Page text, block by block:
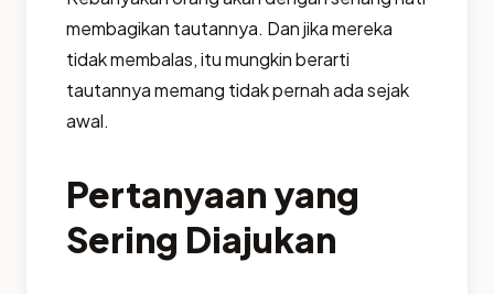
membagikan tautannya. Dan jika mereka
tidak membalas, itu mungkin berarti
tautannya memang tidak pernah ada sejak
awal.
Pertanyaan yang
Sering Diajukan